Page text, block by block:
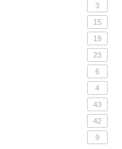
3
15
19
23
6
4
43
42
9